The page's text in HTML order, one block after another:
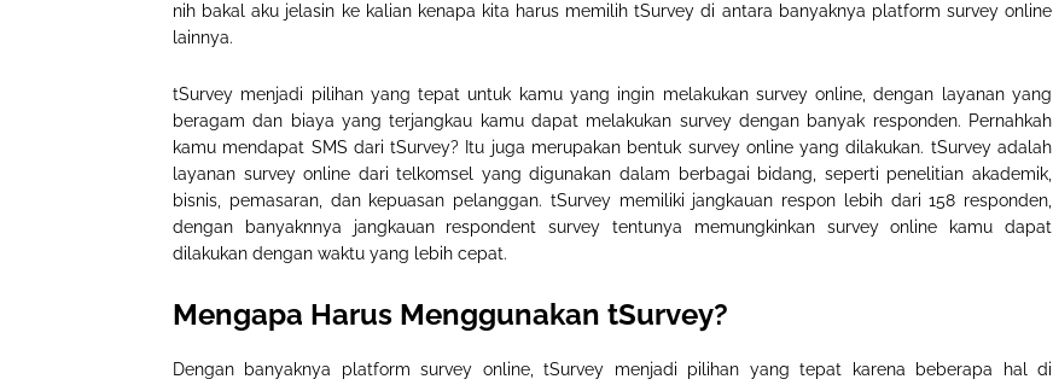
nih bakal aku jelasin ke kalian kenapa kita harus memilih tSurvey di antara banyaknya platform survey online
lainnya.
tSurvey menjadi pilihan yang tepat untuk kamu yang ingin melakukan survey online, dengan layanan yang
beragam dan biaya yang terjangkau kamu dapat melakukan survey dengan banyak responden. Pernahkah
kamu mendapat SMS dari tSurvey? Itu juga merupakan bentuk survey online yang dilakukan. tSurvey adalah
layanan survey online dari telkomsel yang digunakan dalam berbagai bidang, seperti penelitian akademik,
bisnis, pemasaran, dan kepuasan pelanggan. tSurvey memiliki jangkauan respon lebih dari 158 responden,
dengan banyaknnya jangkauan respondent survey tentunya memungkinkan survey online kamu dapat
dilakukan dengan waktu yang lebih cepat.
Mengapa Harus Menggunakan tSurvey?
Dengan banyaknya platform survey online, tSurvey menjadi pilihan yang tepat karena beberapa hal di